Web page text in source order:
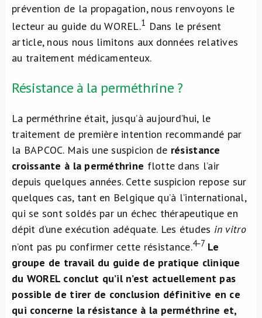
prévention de la propagation, nous renvoyons le
lecteur au guide du WOREL.1 Dans le présent
article, nous nous limitons aux données relatives
au traitement médicamenteux.
Résistance à la perméthrine ?
La perméthrine était, jusqu’à aujourd’hui, le
traitement de première intention recommandé par
la BAPCOC. Mais une suspicion de résistance
croissante à la perméthrine flotte dans l’air
depuis quelques années. Cette suspicion repose sur
quelques cas, tant en Belgique qu’à l’international,
qui se sont soldés par un échec thérapeutique en
dépit d’une exécution adéquate. Les études in vitro
n’ont pas pu confirmer cette résistance.4-7 Le
groupe de travail du guide de pratique clinique
du WOREL conclut qu’il n’est actuellement pas
possible de tirer de conclusion définitive en ce
qui concerne la résistance à la perméthrine et,